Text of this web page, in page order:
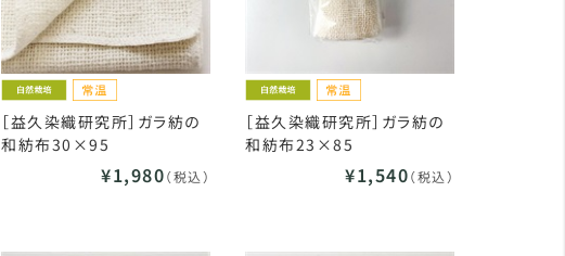
［益久染織研究所］ガラ紡の
和紡布30×95
¥1,980（税込）
［益久染織研究所］ガラ紡の
和紡布23×85
¥1,540（税込）